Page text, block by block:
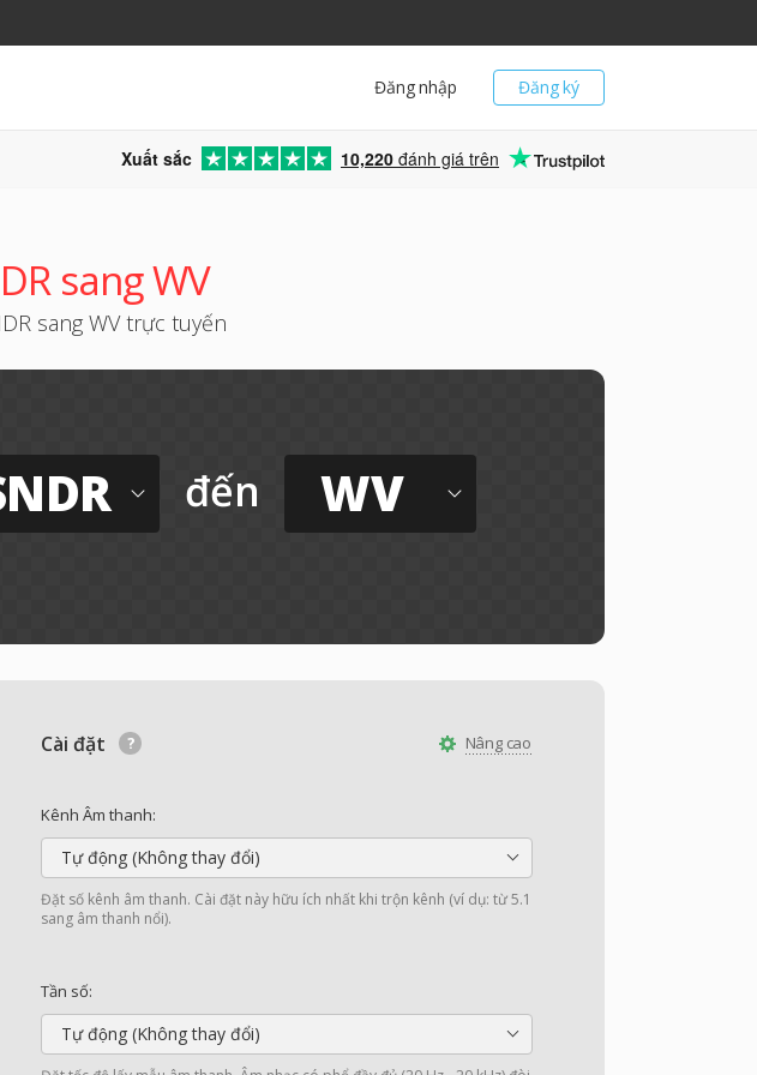
Đăng ký
Đăng nhập
Xuất sắc 10,220 đánh giá trên
sang WV
sang WV trực tuyến
đến WV
Nâng cao
Cài đặt
Kênh Âm thanh:
Tự động (Không thay đổi)
Đặt số kênh âm thanh. Cài đặt này hữu ích nhất khi trộn kênh (ví dụ: từ 5.1
sang âm thanh nổi).
Tần số:
Tự động (Không thay đổi)